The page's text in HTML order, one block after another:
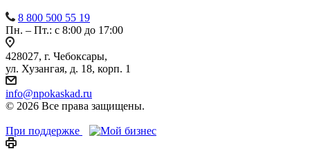
8 800 500 55 19
Пн. – Пт.: с 8:00 до 17:00
428027, г. Чебоксары,
ул. Хузангая, д. 18, корп. 1
info@npokaskad.ru
© 2026 Все права защищены.
При поддержке